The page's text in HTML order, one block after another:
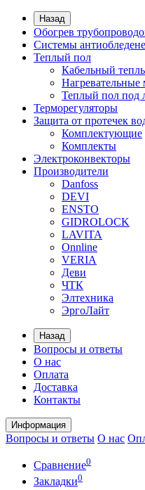
Назад
Обогрев
Системы
Теплый пол
Кабельный
Нагревательные
Теплый пол под
Терморегуляторы
Защита от протечек
Комплектующие
Комплекты
Электроконвекторы
Производители
Danfoss
DEVI
ENSTO
GIDROLOCK
LAVITA
Onnline
VERIA
Деви
ЧТК
Элтехника
ЭргоЛайт
Назад
Вопросы и ответы
О нас
Оплата
Доставка
Контакты
Информация
Вопросы и ответы О нас
Сравнение0
Закладки0